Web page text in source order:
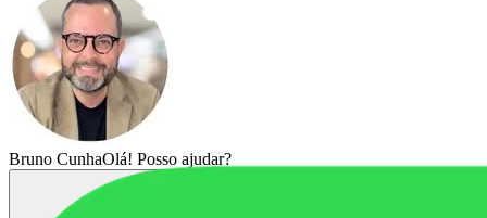
Bruno CunhaOlá! Posso ajudar?